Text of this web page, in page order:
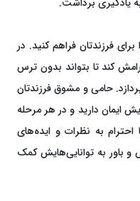
فرزندتان فراهم کنید. در
کند تا بتواند بدون ترس
حامی و مشوق فرزندتان
ایمان دارید و در هر مرحله
به نظرات و ایده‌های
و باور به توانایی‌هایش کمک